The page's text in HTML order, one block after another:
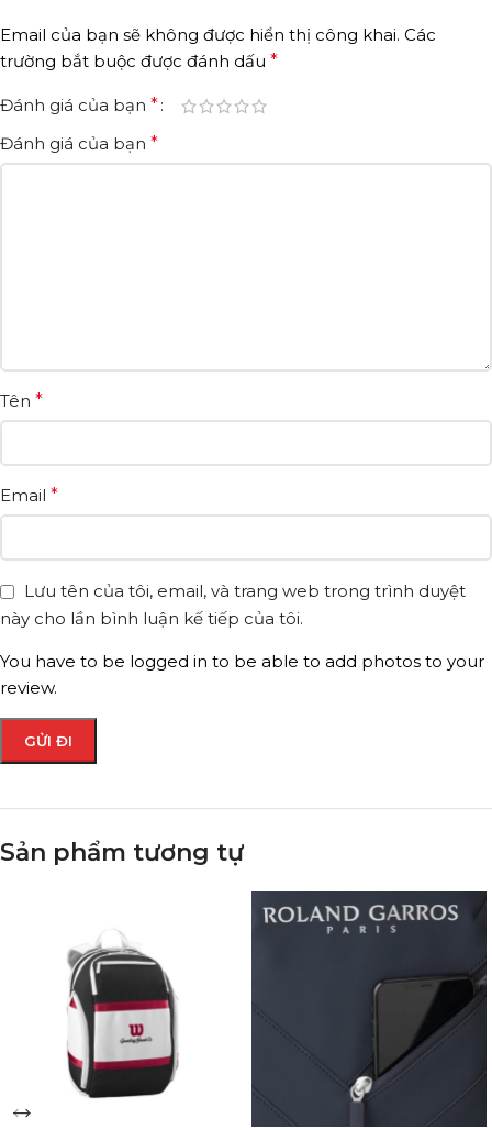
Email của bạn sẽ không được hiển thị công khai. Các
trường bắt buộc được đánh dấu *
Đánh giá của bạn *
Đánh giá của bạn *
Tên *
Email *
Lưu tên của tôi, email, và trang web trong trình duyệt
này cho lần bình luận kế tiếp của tôi.
You have to be logged in to be able to add photos to your
review.
Sản phẩm tương tự